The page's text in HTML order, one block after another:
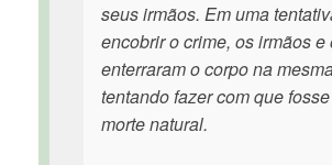
seus irmãos. Em uma
encobrir o crime, os irmãos e
enterraram o corpo na
tentando fazer com que
morte natural.